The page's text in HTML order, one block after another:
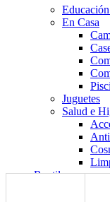
En Casa
Juguetes
Salud e
Reptiles